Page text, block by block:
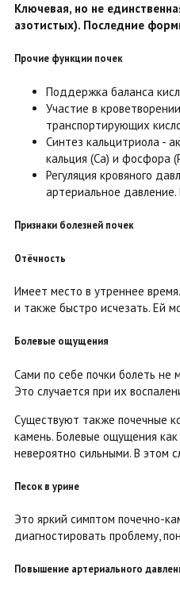
Ключевая, но не
азотистых). Последние
Прочие функции почек
Поддержка баланса
Участие в
транспортирующих
Синтез кальцитриола -
кальция (Са) и фосфора
Регуляция кровяного
артериальное
Признаки болезней почек
Отёчность
Имеет место в утреннее
и также быстро исчезать. Ей
Болевые ощущения
Сами по себе почки болеть не
Это случается при их
Существуют также почечные
камень. Болевые ощущения
невероятно сильными. В этом
Песок в урине
Это яркий симптом почечно-
диагностировать проблему,
Повышение артериального